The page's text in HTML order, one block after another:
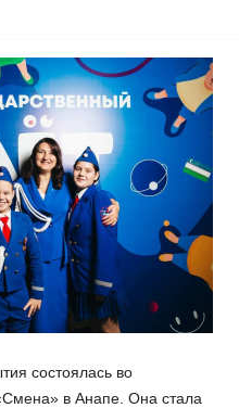
состоялась во
в Анапе. Она стала